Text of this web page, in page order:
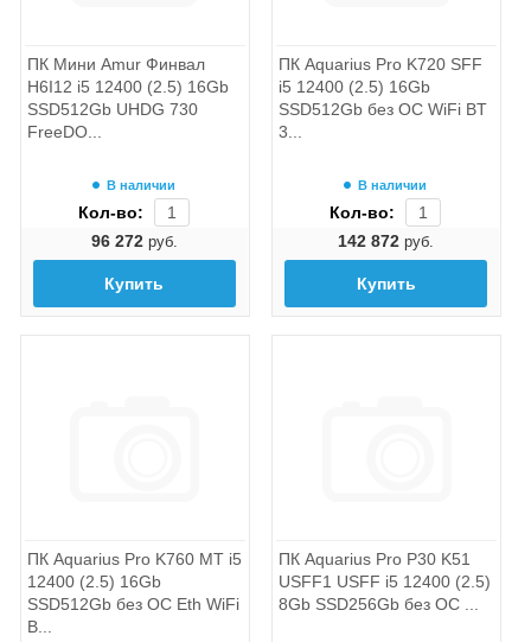
ПК Мини Amur Финвал
H6I12 i5 12400 (2.5) 16Gb
SSD512Gb UHDG 730
FreeDO...
В наличии
Кол-во:
96 272 руб.
Купить
ПК Aquarius Pro K720 SFF
i5 12400 (2.5) 16Gb
SSD512Gb без ОС WiFi BT
3...
В наличии
Кол-во:
142 872руб.
Купить
ПК Aquarius Pro K760 MT i5
12400 (2.5) 16Gb
SSD512Gb без ОС Eth WiFi
B...
ПК Aquarius Pro P30 K51
USFF1 USFF i5 12400 (2.5)
8Gb SSD256Gb без ОС ...